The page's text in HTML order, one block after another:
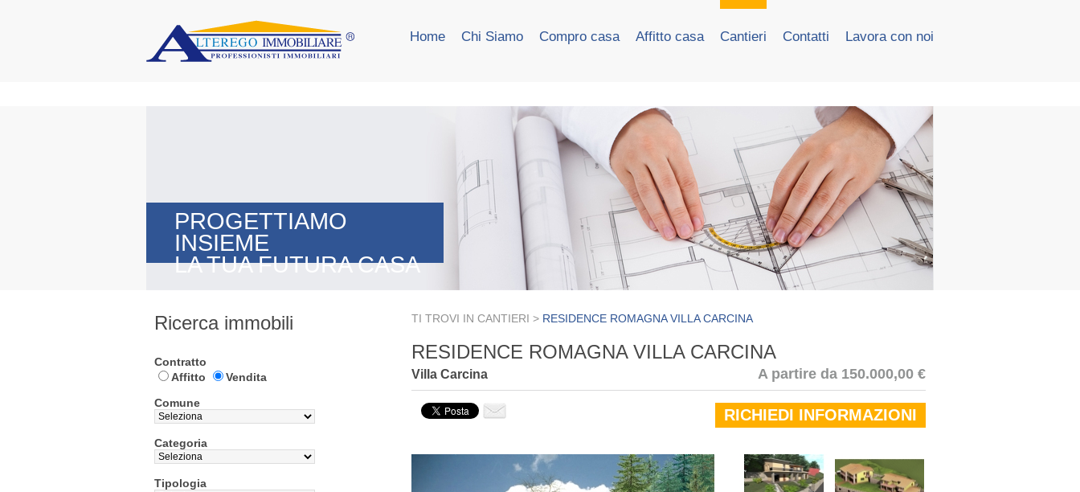
Home Chi Siamo Compro casa Affitto casa Cantieri Contatti Lavora con noi
PROGETTIAMO
INSIEME
LA TUA FUTURA CASA
Ricerca immobili
Contratto
Affitto
Vendita
Comune
Categoria
Tipologia
TI TROVI IN CANTIERI > RESIDENCE ROMAGNA VILLA CARCINA
RESIDENCE ROMAGNA VILLA CARCINA
Villa Carcina A partire da 150.000,00 €
RICHIEDI INFORMAZIONI